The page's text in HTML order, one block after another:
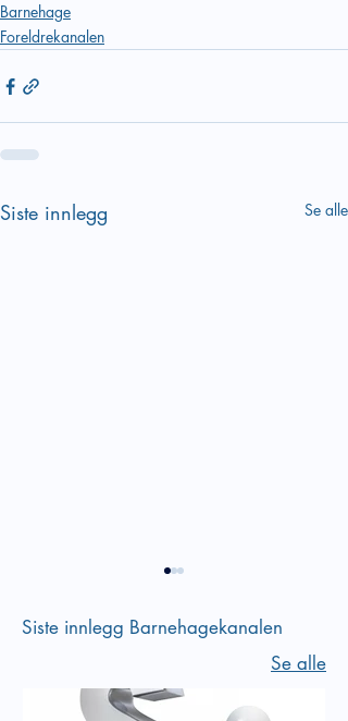
Barnehage
Foreldrekanalen
Siste innlegg Se alle
Siste innlegg Barnehagekanalen
Se alle